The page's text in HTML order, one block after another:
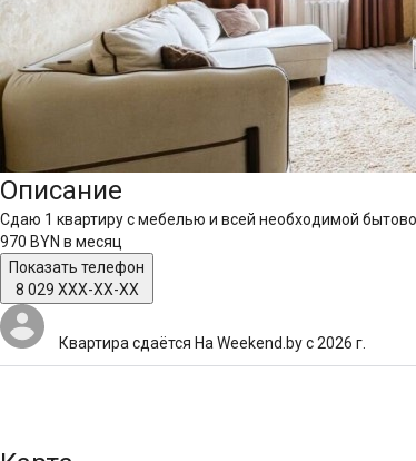
Описание
Сдаю 1 квартиру с мебелью и всей необходимой
970 BYN в месяц
Показать телефон
8 029 XXX-XX-XX
Квартира сдаётся На Weekend.by с 2026 г.